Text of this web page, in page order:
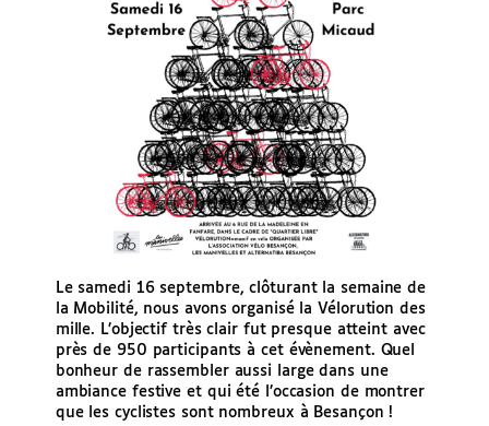
Le samedi 16 septembre, clôturant la semaine de
la Mobilité, nous avons organisé la Vélorution des
mille. L’objectif très clair fut presque atteint avec
près de 950 participants à cet évènement. Quel
bonheur de rassembler aussi large dans une
ambiance festive et qui été l’occasion de montrer
que les cyclistes sont nombreux à Besançon !